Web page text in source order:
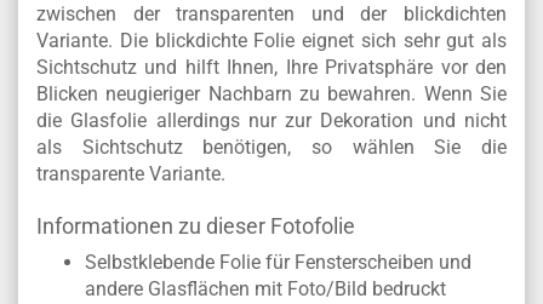
zwischen der transparenten und der blickdichten
Variante. Die blickdichte Folie eignet sich sehr gut als
Sichtschutz und hilft Ihnen, Ihre Privatsphäre vor den
Blicken neugieriger Nachbarn zu bewahren. Wenn Sie
die Glasfolie allerdings nur zur Dekoration und nicht
als Sichtschutz benötigen, so wählen Sie die
transparente Variante.
Informationen zu dieser Fotofolie
Selbstklebende Folie für Fensterscheiben und
andere Glasflächen mit Foto/Bild bedruckt